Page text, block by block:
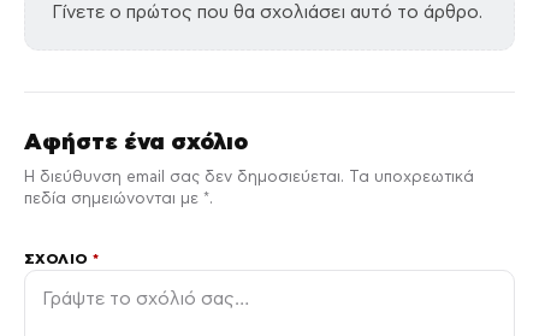
Γίνετε ο πρώτος που θα σχολιάσει αυτό το άρθρο.
Αφήστε ένα σχόλιο
Η διεύθυνση email σας δεν δημοσιεύεται. Τα υποχρεωτικά
πεδία σημειώνονται με *.
ΣΧΌΛΙΟ*